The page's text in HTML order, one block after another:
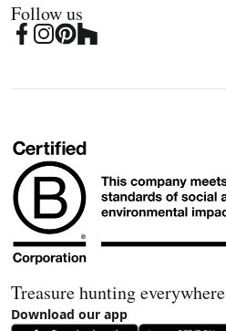
Follow us
Treasure hunting everywhere
Download our app